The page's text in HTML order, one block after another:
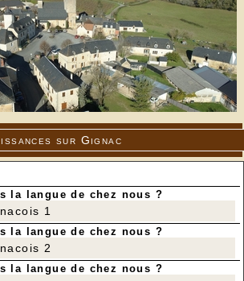
sur Gignac
la langue de chez nous ?
1
la langue de chez nous ?
2
la langue de chez nous ?